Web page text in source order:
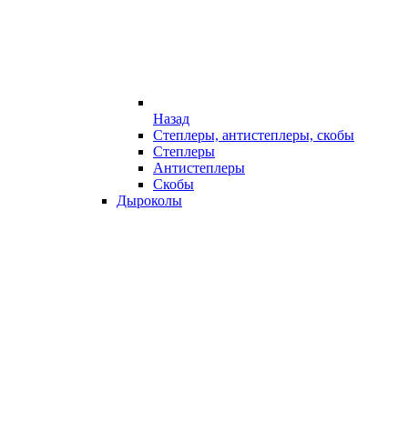
Назад
Степлеры, антистеплеры, скобы
Степлеры
Антистеплеры
Скобы
Дыроколы